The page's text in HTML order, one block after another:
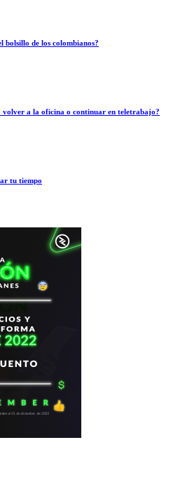
de los colombianos?
a la oficina o continuar en teletrabajo?
tu tiempo